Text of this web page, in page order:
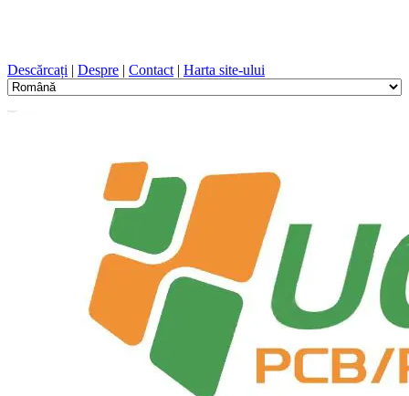
Descărcați | Despre | Contact | Harta site-ului